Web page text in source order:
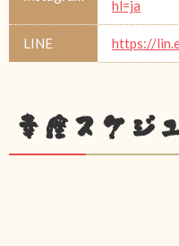
hl=ja
LINE https://
幸座スケジ